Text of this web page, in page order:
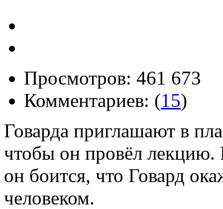
Просмотров: 461 673
Комментариев: (15)
Говарда приглашают в
чтобы он провёл лекцию.
он боится, что Говард
человеком.